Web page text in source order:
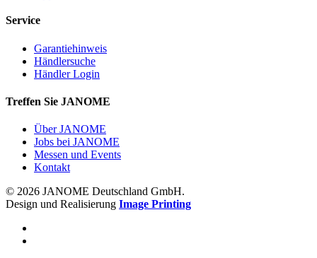
Service
Garantiehinweis
Händlersuche
Händler Login
Treffen Sie JANOME
Über JANOME
Jobs bei JANOME
Messen und Events
Kontakt
© 2026 JANOME Deutschland GmbH.
Design und Realisierung Image Printing